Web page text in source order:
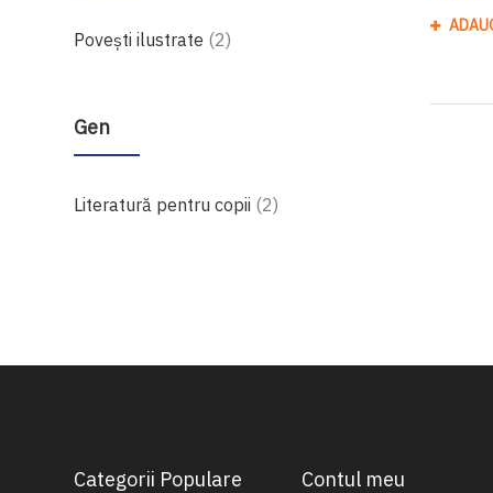
Povești ilustrate 2produse
Gen
Literatură pentru copii 2produse
Categorii Populare Contul meu